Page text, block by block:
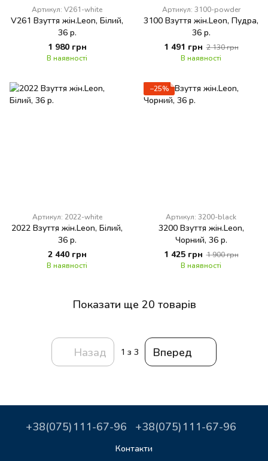
Артикул: V261-white
V261 Взуття жін.Leon, Білий,
36 р.
1 980 грн
В наявності
Артикул: 3100-powder
3100 Взуття жін.Leon, Пудра,
36 р.
1 491 грн 2 130 грн
В наявності
Артикул: 2022-white
2022 Взуття жін.Leon, Білий,
36 р.
2 440 грн
В наявності
−25%
Артикул: 3200-black
3200 Взуття жін.Leon,
Чорний, 36 р.
1 425 грн 1 900 грн
В наявності
Показати ще 20 товарів
Назад 1 з 3 Вперед
+38(075)111-67-96 +38(075)111-67-96
Контакти